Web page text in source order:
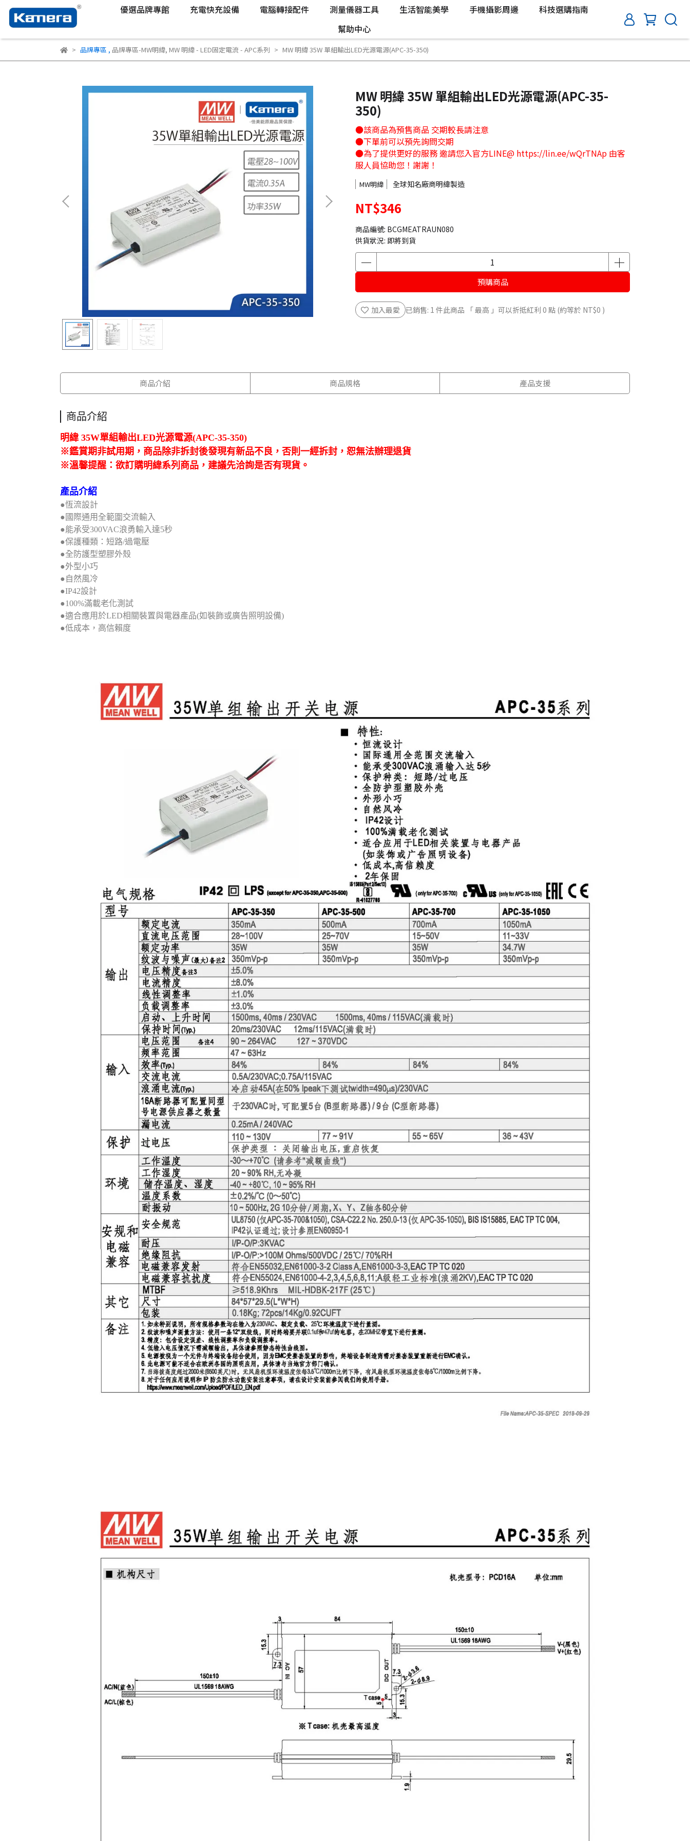
優選品牌專館 充電快充設備 電腦轉接配件 測量儀器工具 生活智能美學 手機攝影周邊
科技選購指南
幫助中心
品牌專區 , 品牌專區-MW明緯, MW 明緯 - LED固定電流 - APC系列 MW 明緯 35W 單組輸出LED光源電源(APC-35-350)
MW 明緯 35W 單組輸出LED光源電源(APC-35-
350)
●該商品為預售商品 交期較長請注意
●下單前可以預先詢問交期
●為了提供更好的服務 邀請您入官方LINE@ https://lin.ee/wQrTNAp 由客
服人員協助您！謝謝！
MW明緯 全球知名廠商明緯製造
NT$346
商品編號: BCGMEATRAUN080
供貨狀況: 即將到貨
預購商品
加入最愛 已銷售: 1 件此商品 「 最高 」可以折抵紅利 0 點 (約等於 NT$0 )
商品介紹 商品規格 產品支援
商品介紹
明緯 35W單組輸出LED光源電源(APC-35-350)
※鑑賞期非試用期，商品除非拆封後發現有新品不良，否則一經拆封，恕無法辦理退貨
※溫馨提醒：欲訂購明緯系列商品，建議先洽詢是否有現貨。
產品介紹
●恆流設計
●國際通用全範圍交流輸入
●能承受300VAC浪勇輸入達5秒
●保護種類：短路/過電壓
●全防護型塑膠外殼
●外型小巧
●自然風冷
●IP42設計
●100%滿載老化測試
●適合應用於LED相關裝置與電器產品(如裝飾或廣告照明設備)
●低成本，高信賴度